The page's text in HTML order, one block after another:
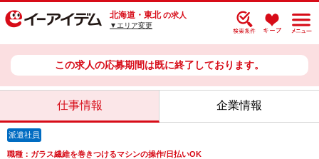
北海道・東北 の求人
▼エリア変更
この求人の応募期間は既に終了しております。
仕事情報 企業情報
派遣社員
職種：ガラス繊維を巻きつけるマシンの操作/日払いOK